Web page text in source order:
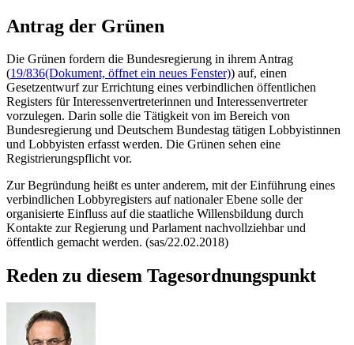
Antrag der Grünen
Die Grünen fordern die Bundesregierung in ihrem Antrag
(19/836(Dokument, öffnet ein neues Fenster)) auf, einen
Gesetzentwurf zur Errichtung eines verbindlichen öffentlichen
Registers für Interessenvertreterinnen und Interessenvertreter
vorzulegen. Darin solle die Tätigkeit von im Bereich von
Bundesregierung und Deutschem Bundestag tätigen Lobbyistinnen
und Lobbyisten erfasst werden. Die Grünen sehen eine
Registrierungspflicht vor.
Zur Begründung heißt es unter anderem, mit der Einführung eines
verbindlichen Lobbyregisters auf nationaler Ebene solle der
organisierte Einfluss auf die staatliche Willensbildung durch
Kontakte zur Regierung und Parlament nachvollziehbar und
öffentlich gemacht werden. (sas/22.02.2018)
Reden zu diesem Tagesordnungspunkt